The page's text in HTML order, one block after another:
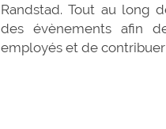
Randstad. Tout au long
des évènements afin
employés et de